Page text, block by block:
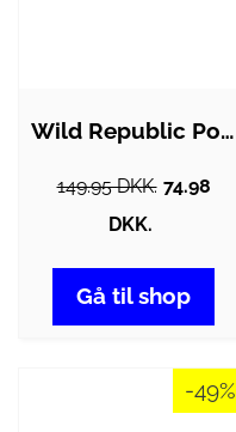
Wild Republic Pose m. Dyr - 5 stk. -…
149.95 DKK. 74.98
DKK.
Gå til shop
-49%